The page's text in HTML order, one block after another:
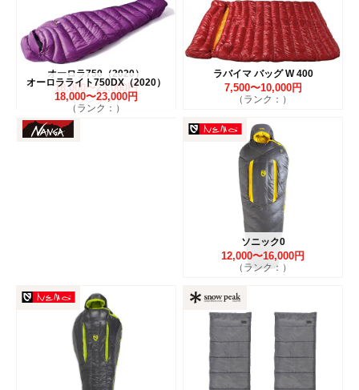
オーロラ750（2020）
18,000〜23,000円
（ランク：）
ラバイマ バッグ W 400
7,500〜10,000円
（ランク：）
オーロラライト750DX（2020）
18,000〜23,000円
（ランク：）
ソニック0
12,000〜16,000円
（ランク：）